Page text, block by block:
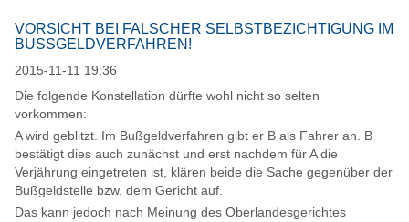
VORSICHT BEI FALSCHER SELBSTBEZICHTIGUNG IM
BUSSGELDVERFAHREN!
2015-11-11 19:36
Die folgende Konstellation dürfte wohl nicht so selten
vorkommen:
A wird geblitzt. Im Bußgeldverfahren gibt er B als Fahrer an. B
bestätigt dies auch zunächst und erst nachdem für A die
Verjährung eingetreten ist, klären beide die Sache gegenüber der
Bußgeldstelle bzw. dem Gericht auf.
Das kann jedoch nach Meinung des Oberlandesgerichtes